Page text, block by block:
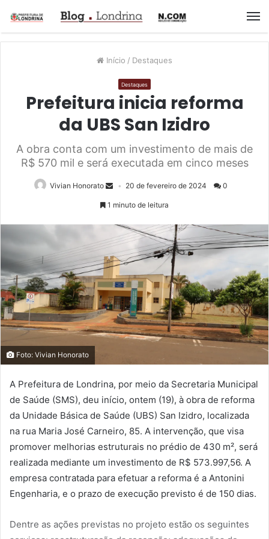
Início / Destaques
Destaques
Prefeitura inicia reforma
da UBS San Izidro
A obra conta com um investimento de mais de
R$ 570 mil e será executada em cinco meses
Vivian Honorato 20 de fevereiro de 2024 0
1 minuto de leitura
Foto: Vivian Honorato
A Prefeitura de Londrina, por meio da Secretaria Municipal
de Saúde (SMS), deu início, ontem (19), à obra de reforma
da Unidade Básica de Saúde (UBS) San Izidro, localizada
na rua Maria José Carneiro, 85. A intervenção, que visa
promover melhorias estruturais no prédio de 430 m², será
realizada mediante um investimento de R$ 573.997,56. A
empresa contratada para efetuar a reforma é a Antonini
Engenharia, e o prazo de execução previsto é de 150 dias.
Dentre as ações previstas no projeto estão os seguintes